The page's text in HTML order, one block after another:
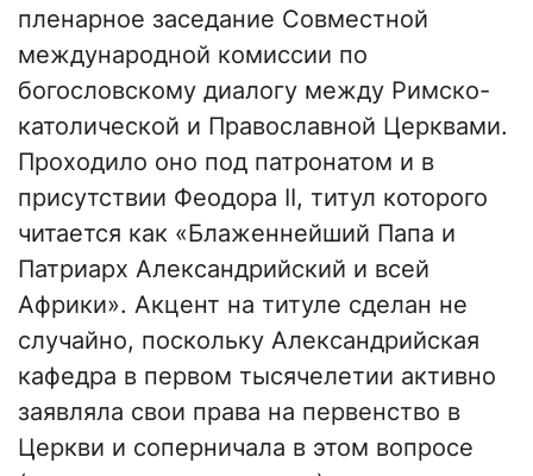
пленарное заседание Совместной
международной комиссии по
богословскому диалогу между Римско-
католической и Православной Церквами.
Проходило оно под патронатом и в
присутствии Феодора II, титул которого
читается как «Блаженнейший Папа и
Патриарх Александрийский и всей
Африки». Акцент на титуле сделан не
случайно, поскольку Александрийская
кафедра в первом тысячелетии активно
заявляла свои права на первенство в
Церкви и соперничала в этом вопросе